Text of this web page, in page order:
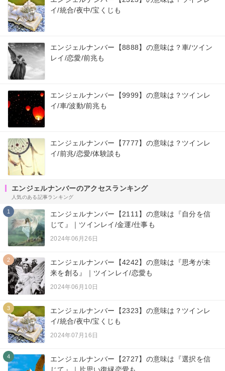
イ/統合/夜中/宝くじも
エンジェルナンバー【8888】の意味は？車/ツイン
レイ/恋愛/前兆も
エンジェルナンバー【9999】の意味は？ツインレ
イ/車/波動/前兆も
エンジェルナンバー【7777】の意味は？ツインレ
イ/前兆/恋愛/体験談も
エンジェルナンバーのアクセスランキング
人気のある記事ランキング
1
エンジェルナンバー【2111】の意味は『自分を信
じて』｜ツインレイ/金運/仕事も
2024年06月26日
2
エンジェルナンバー【4242】の意味は『思考が未
来を創る』｜ツインレイ/恋愛も
2024年06月10日
3
エンジェルナンバー【2323】の意味は？ツインレ
イ/統合/夜中/宝くじも
2024年07月16日
4
エンジェルナンバー【2727】の意味は『選択を信